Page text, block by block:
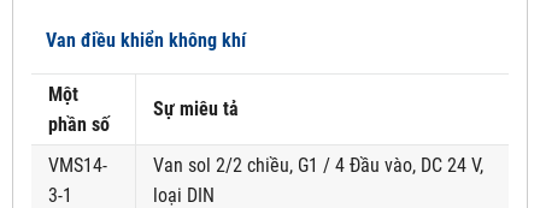
Van điều khiển không khí
Một
phần số
Sự miêu tả
VMS14-
3-1
Van sol 2/2 chiều, G1 / 4 Đầu vào, DC 24 V,
loại DIN